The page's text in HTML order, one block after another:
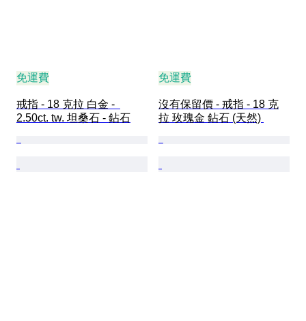
免運費
戒指 - 18 克拉 白金 -
2.50ct. tw. 坦桑石 - 鉆石
免運費
沒有保留價 - 戒指 - 18 克
拉 玫瑰金 鉆石 (天然)